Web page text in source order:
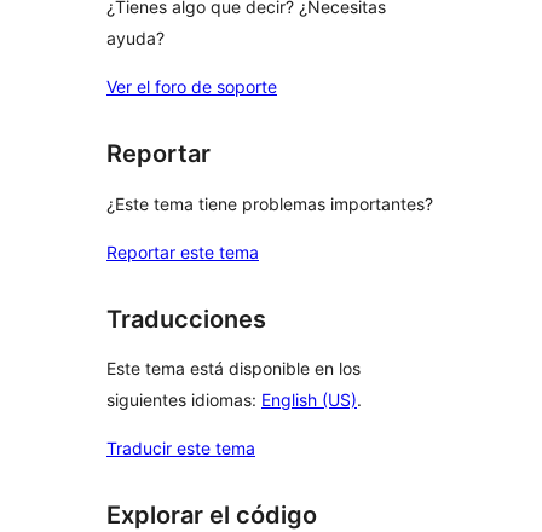
¿Tienes algo que decir? ¿Necesitas
ayuda?
Ver el foro de soporte
Reportar
¿Este tema tiene problemas importantes?
Reportar este tema
Traducciones
Este tema está disponible en los
siguientes idiomas: English (US).
Traducir este tema
Explorar el código